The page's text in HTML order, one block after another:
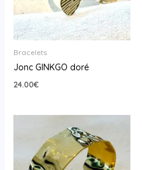
Bracelets
Jonc GINKGO doré
24.00€